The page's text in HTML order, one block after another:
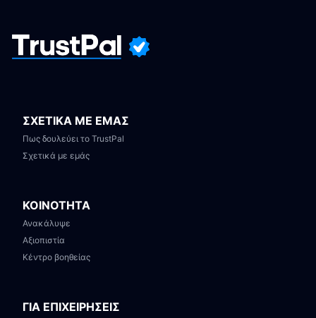
ΣΧΕΤΙΚΑ ΜΕ ΕΜΑΣ
Πως δουλεύει το TrustPal
Σχετικά με εμάς
ΚΟΙΝΟΤΗΤΑ
Ανακάλυψε
Αξιοπιστία
Κέντρο βοηθείας
ΓΙΑ ΕΠΙΧΕΙΡΗΣΕΙΣ